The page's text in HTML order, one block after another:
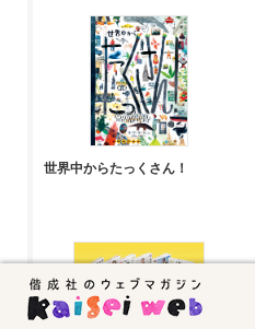
世界中からたっくさん！